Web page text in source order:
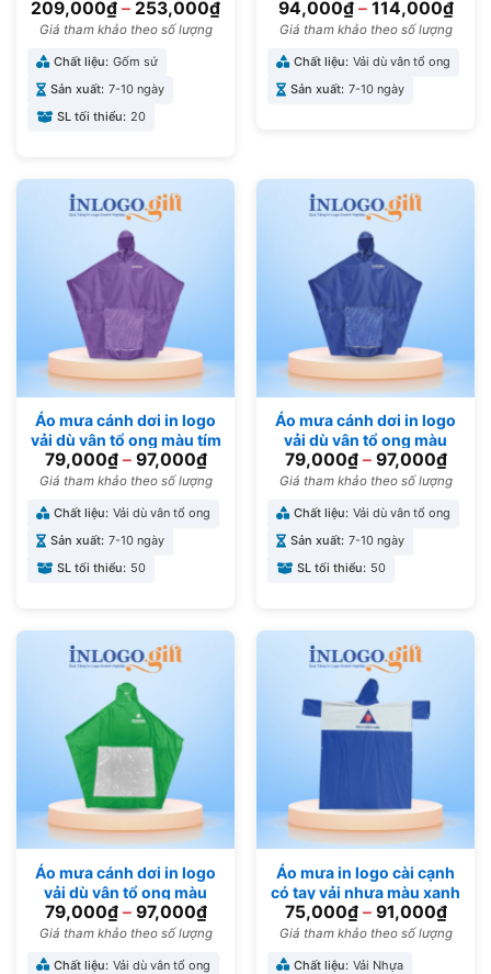
đài cát 500ml AC-30
209,000₫ – 253,000₫
Giá tham khảo theo số lượng
Chất liệu: Gốm sứ
Sản xuất: 7-10 ngày
SL tối thiểu: 20
dương 1mx1m53 AM-01
94,000₫– 114,000₫
Giá tham khảo theo số lượng
Chất liệu: Vải dù vân tổ ong
Sản xuất: 7-10 ngày
Áo mưa cánh dơi in logo
vải dù vân tổ ong màu tím
138cmx155cm AM-03
79,000₫– 97,000₫
Giá tham khảo theo số lượng
Chất liệu: Vải dù vân tổ ong
Sản xuất: 7-10 ngày
SL tối thiểu: 50
Áo mưa cánh dơi in logo
vải dù vân tổ ong màu
xanh dương
138cmx155cm AM-02
79,000₫– 97,000₫
Giá tham khảo theo số lượng
Chất liệu: Vải dù vân tổ ong
Sản xuất: 7-10 ngày
SL tối thiểu: 50
Áo mưa cánh dơi in logo
vải dù vân tổ ong màu
xanh lá 138cmx155cm
AM-04
79,000₫– 97,000₫
Giá tham khảo theo số lượng
Chất liệu: Vải dù vân tổ ong
Áo mưa in logo cài cạnh
có tay vải nhựa màu xanh
dương 1mx1m53 AM-05
75,000₫– 91,000₫
Giá tham khảo theo số lượng
Chất liệu: Vải Nhựa